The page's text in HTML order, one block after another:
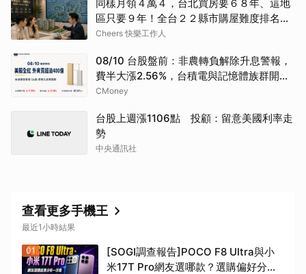
同樣月領４萬４，台北買房要６８年、這地
區只要９年！全台２２縣市購屋難度排名一
次看
Cheers 快樂工作人
08/10 台股盤前：非農轉負解除升息警報，
費半大漲2.56%，台積電與記憶體族群開高
能守住嗎
CMoney
台股上週漲1106點 投顧：留意美國利率走
勢
中央通訊社
查看更多手機王
最近1小時結果
01
[SOGI調查報告]POCO F8 Ultra與小
米17T Pro網友選哪款？選購偏好分析